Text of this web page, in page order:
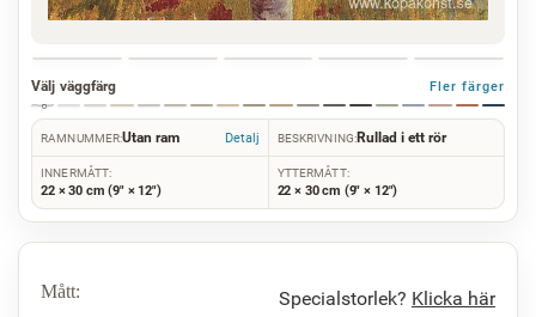
Välj väggfärg Fler färger
RAMNUMMER:Utan ram Detalj BESKRIVNING:Rullad i ett rör
INNERMÅTT:
22 × 30 cm (9" × 12")
YTTERMÅTT:
22 × 30 cm (9" × 12")
Mått: Specialstorlek? Klicka här